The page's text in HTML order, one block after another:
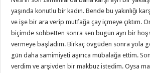
yaşında konutlu bir kadın. Bende bu yakınlığı
ve işe bir ara verip mutfağa çay içmeye çıktım.
biçimde sohbetten sonra sen bugün ayrı bir
vermeye başladım. Birkaç övgüden sonra yola
gün daha samimiyeti aşırıca mübalağa ettim.
verdim ve arşivden bir makbuz istedim. Oysa